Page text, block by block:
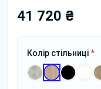
41 720 ₴
Колір стільниці*